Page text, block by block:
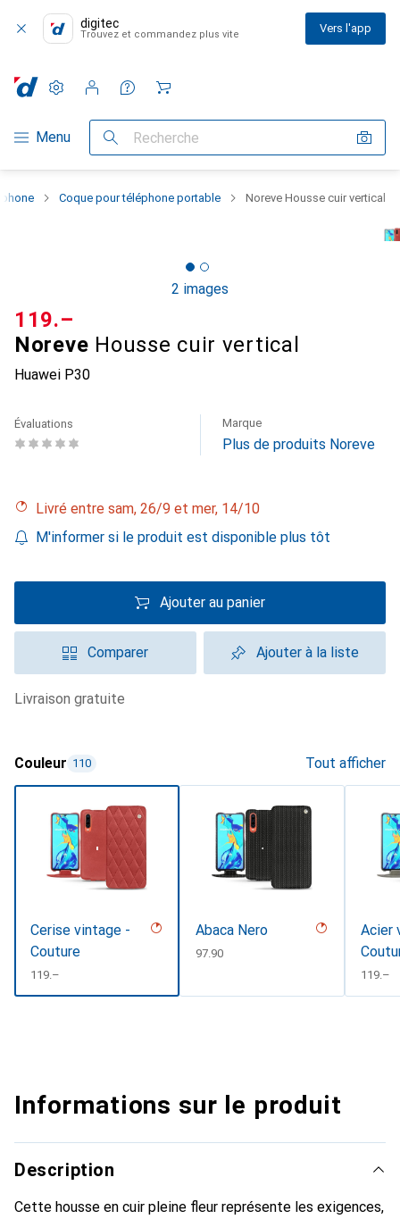
digitec
Trouvez et commandez plus vite Vers l'app
Navigation par catégorie
Menu Recherche
Paramètres
Compte client
Listes de comparaison
Listes d'envies
Panier
Coque pour téléphone portable Noreve Housse cuir vertical
2 images
Noreve Housse cuir vertical
Huawei P30
CHF
119.–
Évaluations Marque
Plus de produits Noreve
Livré entre sam, 26/9 et mer, 14/10
M'informer si le produit est disponible plus tôt
Ajouter au panier
Comparer Ajouter à la liste
livraison gratuite
Couleur 110 Tout afficher
Cerise vintage -
Couture
CHF
119.–
Abaca Nero
CHF
97.90
Acier
CHF
119.–
Informations sur le produit
Description
Cette housse en cuir pleine fleur représente les exigences,